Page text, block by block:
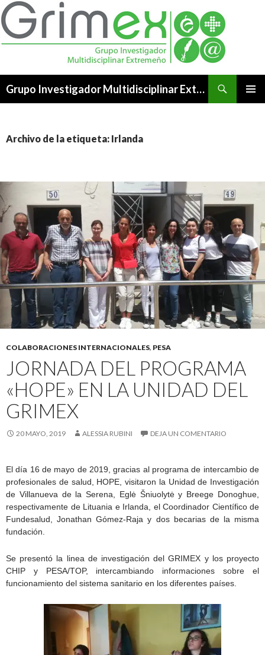
Grupo Investigador Multidisciplinar Extremeño
Archivo de la etiqueta: Irlanda
COLABORACIONES INTERNACIONALES, PESA
JORNADA DEL PROGRAMA
«HOPE» EN LA UNIDAD DEL
GRIMEX
20 MAYO, 2019 ALESSIA RUBINI DEJA UN COMENTARIO
El día 16 de mayo de 2019, gracias al programa de intercambio de
profesionales de salud, HOPE, visitaron la Unidad de Investigación
de Villanueva de la Serena, Eglė Šniuolytė y Breege Donoghue,
respectivamente de Lituania e Irlanda, el Coordinador Científico de
Fundesalud, Jonathan Gómez-Raja y dos becarias de la misma
fundación.
Se presentó la linea de investigación del GRIMEX y los proyecto
CHIP y PESA/TOP, intercambiando informaciones sobre el
funcionamiento del sistema sanitario en los diferentes países.